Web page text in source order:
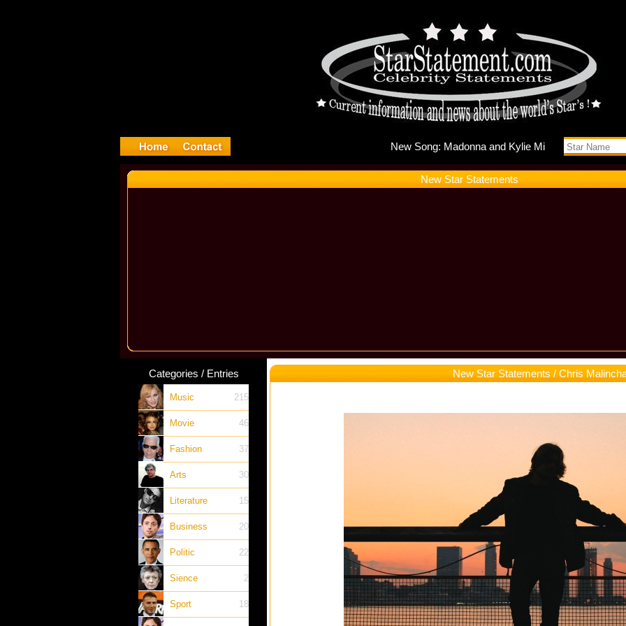
New
New Star Statements
Categories / Entries
Music 215
Movie 46
Fashion 37
Arts 30
Literature 15
Business 20
Politic 22
Sience 2
Sport 18
New Star Statements / Chris